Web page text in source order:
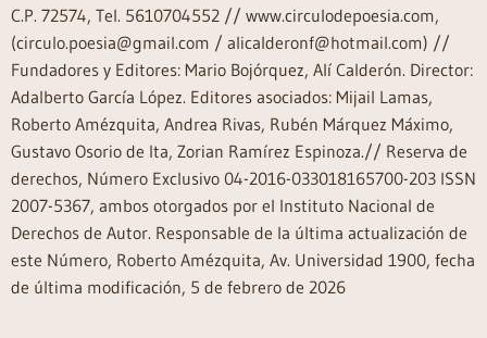
C.P. 72574, Tel. 5610704552 // www.circulodepoesia.com,
(circulo.poesia@gmail.com / alicalderonf@hotmail.com) //
Fundadores y Editores: Mario Bojórquez, Alí Calderón. Director:
Adalberto García López. Editores asociados: Mijail Lamas,
Roberto Amézquita, Andrea Rivas, Rubén Márquez Máximo,
Gustavo Osorio de Ita, Zorian Ramírez Espinoza.// Reserva de
derechos, Número Exclusivo 04-2016-033018165700-203 ISSN
2007-5367, ambos otorgados por el Instituto Nacional de
Derechos de Autor. Responsable de la última actualización de
este Número, Roberto Amézquita, Av. Universidad 1900, fecha
de última modificación, 5 de febrero de 2026